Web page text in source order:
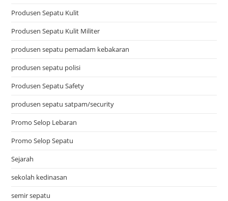
Produsen Sepatu Kulit
Produsen Sepatu Kulit Militer
produsen sepatu pemadam kebakaran
produsen sepatu polisi
Produsen Sepatu Safety
produsen sepatu satpam/security
Promo Selop Lebaran
Promo Selop Sepatu
Sejarah
sekolah kedinasan
semir sepatu